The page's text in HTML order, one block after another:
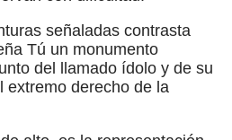
señaladas contrasta
Tú un monumento
del llamado ídolo y de su
extremo derecho de la